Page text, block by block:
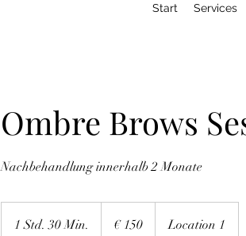
Start Services
Ombre Brows
Nachbehandlung innerhalb 2 Monate
1 Std. 30 Min. € 150 Location 1